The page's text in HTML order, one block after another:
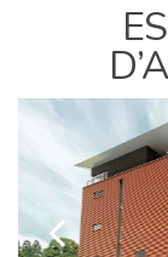
k